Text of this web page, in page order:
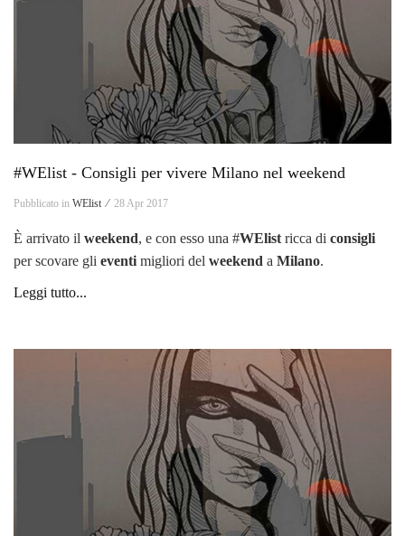
#WElist - Consigli per vivere Milano nel weekend
Pubblicato in WElist ⁄ 28 Apr 2017
È arrivato il weekend, e con esso una #WElist ricca di consigli
per scovare gli eventi migliori del weekend a Milano.
Leggi tutto...